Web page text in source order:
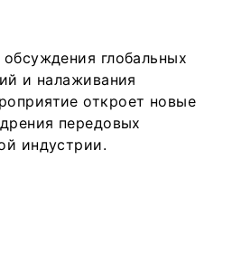
глобальных
и налаживания
откроет новые
передовых
индустрии.